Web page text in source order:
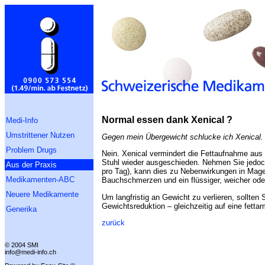
Medi-Info
Umstrittener Nutzen
Problem Drugs
Aus der Praxis
Medikamenten-ABC
Neuere Medikamente
Generika
© 2004 SMI
info@medi-info.ch
Normal essen dank Xenical ?
Gegen mein Übergewicht schlucke ich
Nein. Xenical vermindert die Fettaufnahme
Stuhl wieder ausgeschieden. Nehmen Sie
pro Tag), kann dies zu Nebenwirkungen in
Bauchschmerzen und ein flüssiger, weicher
Um langfristig an Gewicht zu verlieren, sollten
Gewichtsreduktion – gleichzeitig auf eine
zurück